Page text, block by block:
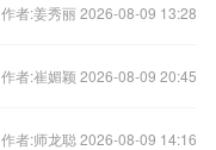
作者:姜秀丽 2026-08-09 13:28
作者:崔媚颖 2026-08-09 20:45
作者:师龙聪 2026-08-09 14:16